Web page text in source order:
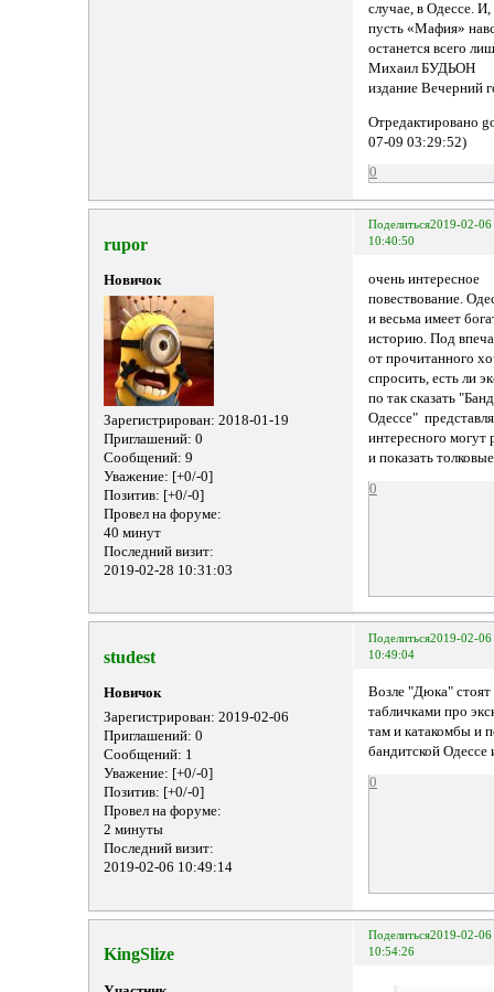
случае, в Одессе. И,
пусть «Мафия»
останется всего
Михаил БУДЬОН
издание Вечерний
Отредактировано
07-09 03:29:52)
0
Поделиться2019-02-06
10:40:50
rupor
Новичок
Зарегистрирован: 2018-01-19
Приглашений: 0
Сообщений: 9
Уважение: [+0/-0]
Позитив: [+0/-0]
Провел на форуме:
40 минут
Последний визит:
2019-02-28 10:31:03
очень интересное
повествование.
и весьма имеет
историю. Под
от прочитанного
спросить, есть ли
по так сказать
Одессе"
интересного могут
и показать
0
Поделиться2019-02-06
10:49:04
studest
Новичок
Зарегистрирован: 2019-02-06
Приглашений: 0
Сообщений: 1
Уважение: [+0/-0]
Позитив: [+0/-0]
Провел на форуме:
2 минуты
Последний визит:
2019-02-06 10:49:14
Возле "Дюка" стоят
табличками про
там и катакомбы и
бандитской Одессе
0
Поделиться2019-02-06
10:54:26
KingSlize